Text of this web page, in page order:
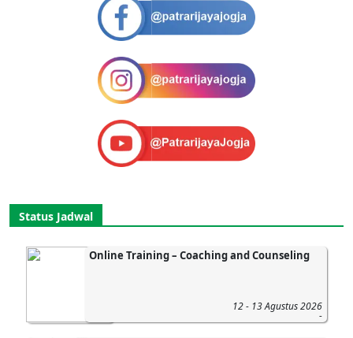
Status Jadwal
Online Training – Coaching and Counseling
12 - 13 Agustus 2026
-